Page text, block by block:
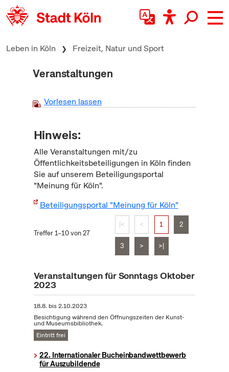
zum Inhalt springen
Leben in Köln Freizeit, Natur und Sport
Veranstaltungen
Vorlesen lassen
Hinweis:
Alle Veranstaltungen mit/zu
Öffentlichkeitsbeteiligungen in Köln finden
Sie auf unserem Beteiligungsportal
"Meinung für Köln".
Beteiligungsportal "Meinung für Köln"
Treffer 1–10 von 27
|< < 1 2
3 > >|
Veranstaltungen für Sonntags Oktober
2023
18.8. bis2.10.2023
Besichtigung während den Öffnungszeiten der Kunst-
und Museumsbibliothek.
Eintritt frei
22. Internationaler Bucheinbandwettbewerb
für Auszubildende